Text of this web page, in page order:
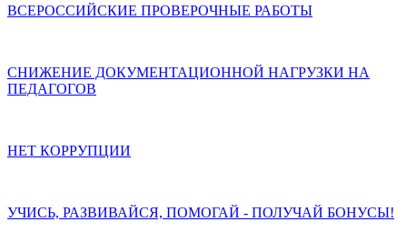
ВСЕРОССИЙСКИЕ ПРОВЕРОЧНЫЕ РАБОТЫ
СНИЖЕНИЕ ДОКУМЕНТАЦИОННОЙ НАГРУЗКИ НА
ПЕДАГОГОВ
НЕТ КОРРУПЦИИ
УЧИСЬ, РАЗВИВАЙСЯ, ПОМОГАЙ - ПОЛУЧАЙ БОНУСЫ!